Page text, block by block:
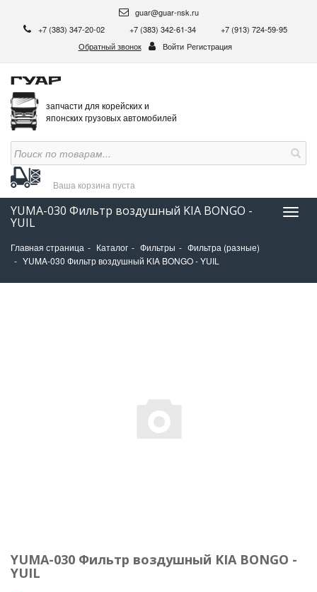
guar@guar-nsk.ru
+7 (383) 347-20-02
+7 (383) 342-61-34
+7 (913) 724-59-95
Обратный звонок
Войти Регистрация
запчасти для корейских и
японских грузовых автомобилей
Ваша корзина пуста
YUMA-030 Фильтр воздушный KIA BONGO -
YUIL
Главная страница Каталог Фильтры
Фильтра (разные)
YUMA-030 Фильтр воздушный KIA BONGO - YUIL
YUMA-030 Фильтр воздушный KIA BONGO -
YUIL